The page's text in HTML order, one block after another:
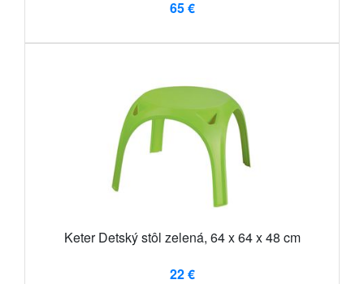
65 €
Keter Detský stôl zelená, 64 x 64 x 48 cm
22 €